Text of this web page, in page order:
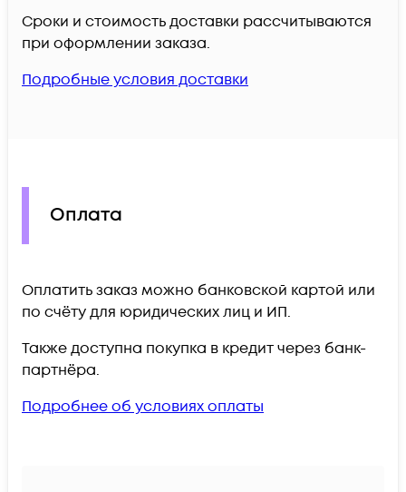
Сроки и стоимость доставки рассчитываются
при оформлении заказа.
Подробные условия доставки
Оплата
Оплатить заказ можно банковской картой или
по счёту для юридических лиц и ИП.
Также доступна покупка в кредит через банк-
партнёра.
Подробнее об условиях оплаты